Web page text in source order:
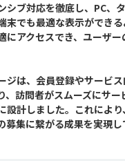
シブ対応を徹底し、PC、
末でも最適な表示ができ
にアクセスでき、ユーザ
ジは、会員登録やサービ
、訪問者がスムーズにサ
設計しました。これによ